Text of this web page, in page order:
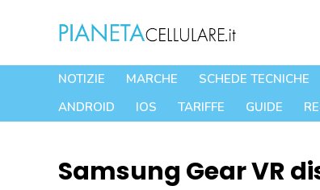
contenuto
NOTIZIE MARCHE SCHEDE TECNICHE
ANDROID
IOS TARIFFE GUIDE
Samsung Gear VR